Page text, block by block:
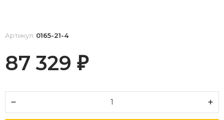
Артикул: 0165-21-4
87 329 ₽